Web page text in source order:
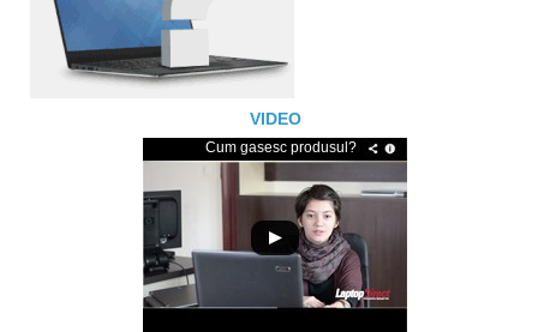
VIDEO
Cum gasesc produsul?